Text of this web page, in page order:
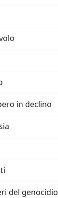
in declino
del genocidio